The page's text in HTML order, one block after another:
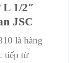
1/2″
JSC
là hàng
tiếp từ